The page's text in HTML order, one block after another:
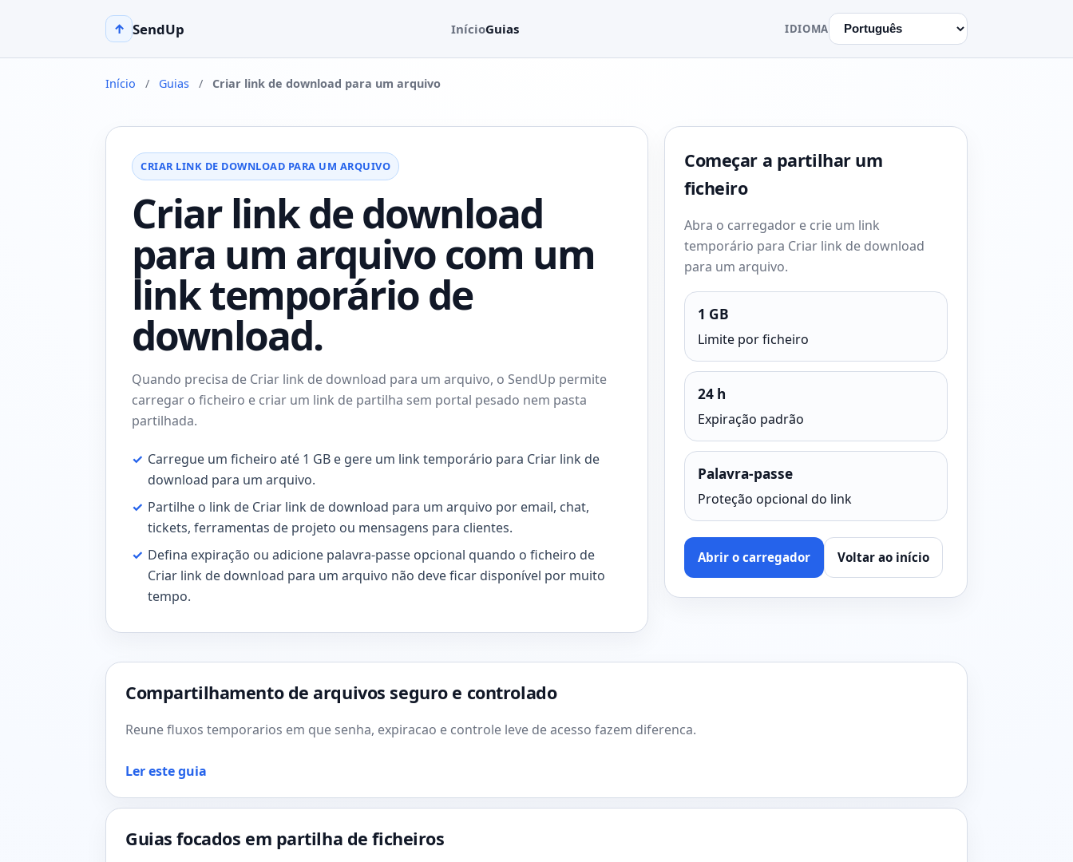
↑ SendUp InícioGuias IDIOMA
Início / Guias / Criar link de download para um arquivo
CRIAR LINK DE DOWNLOAD PARA UM ARQUIVO
Criar link de download
para um arquivo com um
link temporário de
download.
Quando precisa de Criar link de download para um arquivo, o SendUp permite
carregar o ficheiro e criar um link de partilha sem portal pesado nem pasta
partilhada.
✓ Carregue um ficheiro até 1 GB e gere um link temporário para Criar link de
download para um arquivo.
✓ Partilhe o link de Criar link de download para um arquivo por email, chat,
tickets, ferramentas de projeto ou mensagens para clientes.
✓ Defina expiração ou adicione palavra-passe opcional quando o ficheiro de
Criar link de download para um arquivo não deve ficar disponível por muito
tempo.
Começar a partilhar um
ficheiro
Abra o carregador e crie um link
temporário para Criar link de download
para um arquivo.
1 GB
Limite por ficheiro
24 h
Expiração padrão
Palavra-passe
Proteção opcional do link
Abrir o carregador Voltar ao início
Compartilhamento de arquivos seguro e controlado
Reune fluxos temporarios em que senha, expiracao e controle leve de acesso fazem diferenca.
Ler este guia
Guias focados em partilha de ficheiros